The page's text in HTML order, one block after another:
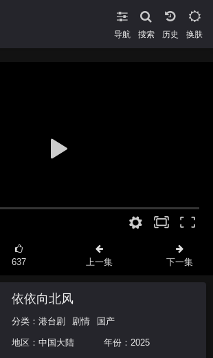
导航 搜索 换肤
637 上一集 下一集
依依向北风
分类： 港台剧 剧情 国产
地区： 中国大陆 年份： 2025